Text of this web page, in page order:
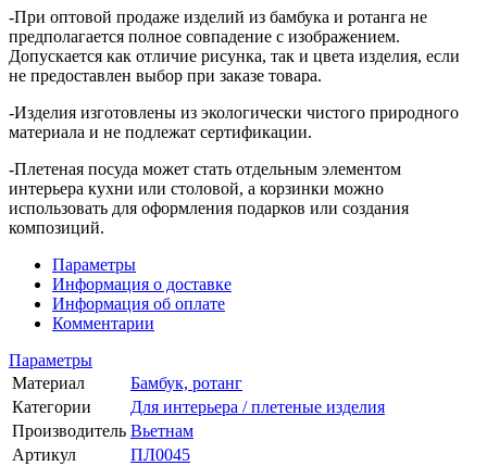
-При оптовой продаже изделий из бамбука и ротанга не
предполагается полное совпадение с изображением.
Допускается как отличие рисунка, так и цвета изделия, если
не предоставлен выбор при заказе товара.
-Изделия изготовлены из экологически чистого природного
материала и не подлежат сертификации.
-Плетеная посуда может стать отдельным элементом
интерьера кухни или столовой, а корзинки можно
использовать для оформления подарков или создания
композиций.
Параметры
Информация о доставке
Информация об оплате
Комментарии
Параметры
Материал
Бамбук, ротанг
Категории
Для интерьера / плетеные изделия
Производитель Вьетнам
Артикул
ПЛ0045